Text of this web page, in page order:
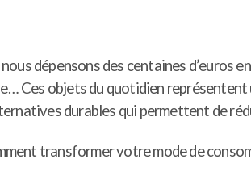
nous dépensons des centaines
Ces objets du quotidien représentent
durables qui permettent de
transformer votre mode de